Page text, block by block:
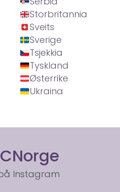
Storbritannia
Sveits
Sverige
Tsjekkia
Tyskland
Østerrike
Ukraina
Instagram